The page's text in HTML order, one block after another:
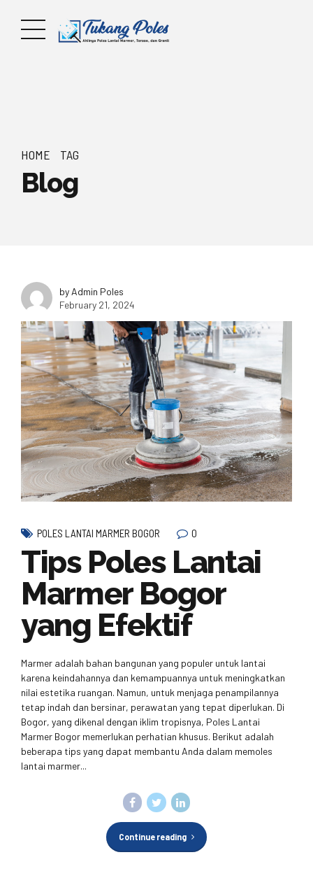
HOME TAG
Blog
by Admin Poles
February 21, 2024
POLES LANTAI MARMER BOGOR 0
Tips Poles Lantai
Marmer Bogor
yang Efektif
Marmer adalah bahan bangunan yang populer untuk lantai
karena keindahannya dan kemampuannya untuk meningkatkan
nilai estetika ruangan. Namun, untuk menjaga penampilannya
tetap indah dan bersinar, perawatan yang tepat diperlukan. Di
Bogor, yang dikenal dengan iklim tropisnya, Poles Lantai
Marmer Bogor memerlukan perhatian khusus. Berikut adalah
beberapa tips yang dapat membantu Anda dalam memoles
lantai marmer...
Continue reading